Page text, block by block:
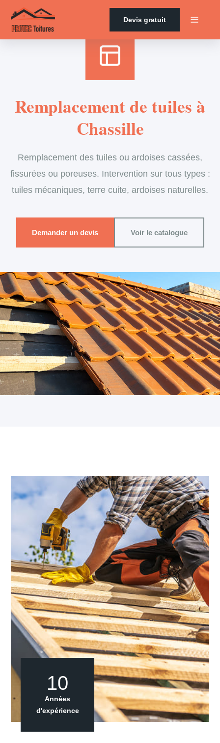
Devis gratuit
Remplacement de tuiles à
Chassille
Remplacement des tuiles ou ardoises cassées,
fissurées ou poreuses. Intervention sur tous types :
tuiles mécaniques, terre cuite, ardoises naturelles.
Demander un devis Voir le catalogue
10
Années
d'expérience